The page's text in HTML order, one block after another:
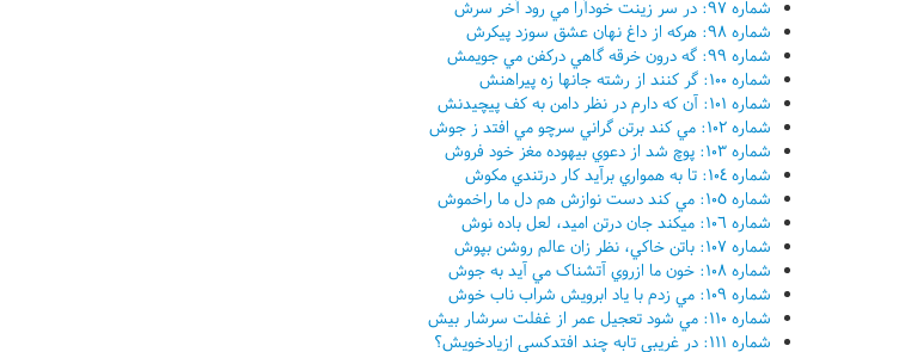
شماره ٩٧: در سر زينت خودآرا مي رود آخر سرش
شماره ٩٨: هرکه از داغ نهان عشق سوزد پيکرش
شماره ٩٩: گه درون خرقه گاهي درکفن مي جويمش
شماره ١٠٠: گر کنند از رشته جانها زه پيراهنش
شماره ١٠١: آن که دارم در نظر دامن به کف پيچيدنش
شماره ١٠٢: مي کند برتن گراني سرچو مي افتد ز جوش
شماره ١٠٣: پوچ شد از دعوي بيهوده مغز خود فروش
شماره ١٠٤: تا به همواري برآيد کار درتندي مکوش
شماره ١٠٥: مي کند دست نوازش هم دل ما راخموش
شماره ١٠٦: ميکند جان درتن اميد، لعل باده نوش
شماره ١٠٧: باتن خاکي، نظر زان عالم روشن بپوش
شماره ١٠٨: خون ما ازروي آتشناک مي آيد به جوش
شماره ١٠٩: مي زدم با ياد ابرويش شراب ناب خوش
شماره ١١٠: مي شود تعجيل عمر از غفلت سرشار بيش
شماره ١١١: در غريبي تابه چند افتدکسي ازيادخويش؟